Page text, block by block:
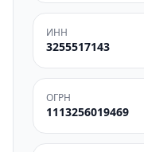
ИНН
3255517143
ОГРН
1113256019469